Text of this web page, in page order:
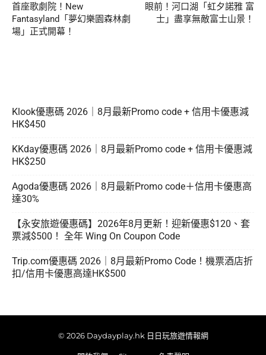
首座歌劇院！New
Fantasyland「夢幻樂園森林劇
場」正式開幕！
眼前！河口湖「虹夕諾雅 富
士」盡享無敵富士山景！
Klook優惠碼 2026｜8月最新Promo code + 信用卡優惠減
HK$450
KKday優惠碼 2026｜8月最新Promo code + 信用卡優惠減
HK$250
Agoda優惠碼 2026｜8月最新Promo code＋信用卡優惠高
達30%
【永安旅遊優惠碼】2026年8月更新！迎新優惠$120、套
票減$500！ 全年 Wing On Coupon Code
Trip.com優惠碼 2026｜8月最新Promo Code！機票酒店折
扣/信用卡優惠高達HK$500
© 2026 Daydayplay.hk 日日玩旅遊情報網